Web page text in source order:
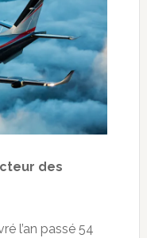
des
l’an passé 54